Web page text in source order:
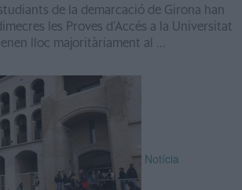
de la demarcació de Girona han
les Proves d’Accés a la Universitat
lloc majoritàriament al ...
Notícia